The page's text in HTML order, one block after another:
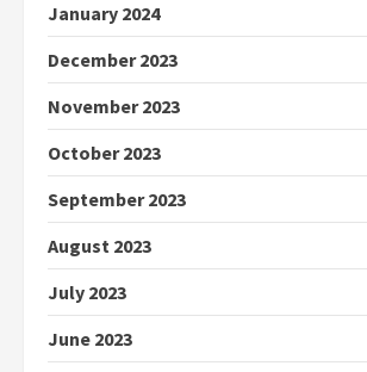
January 2024
December 2023
November 2023
October 2023
September 2023
August 2023
July 2023
June 2023